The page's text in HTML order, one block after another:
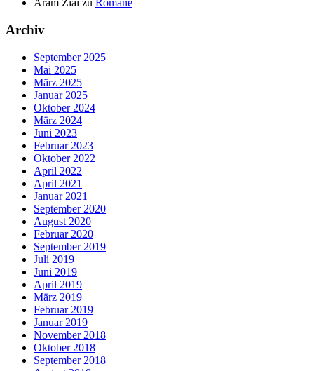
Aram Ziai zu Romane
Archiv
September 2025
Mai 2025
März 2025
Januar 2025
Oktober 2024
März 2024
Juni 2023
Februar 2023
Oktober 2022
April 2022
April 2021
Januar 2021
September 2020
August 2020
Februar 2020
September 2019
Juli 2019
Juni 2019
April 2019
März 2019
Februar 2019
Januar 2019
November 2018
Oktober 2018
September 2018